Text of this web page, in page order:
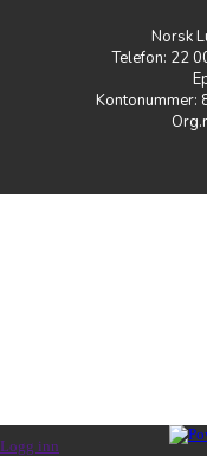
Norsk
Telefon: 22
Kontonummer:
Logg inn